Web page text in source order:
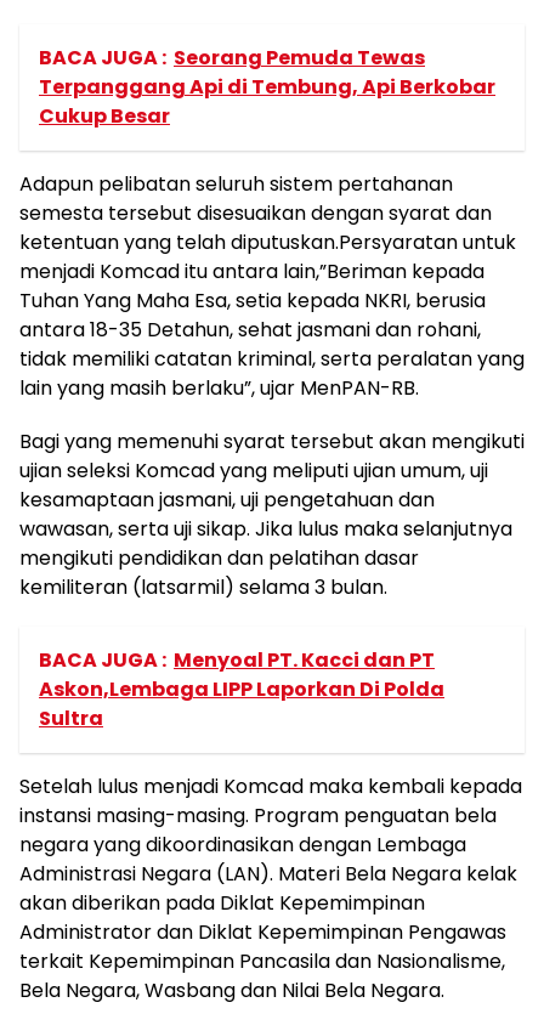
BACA JUGA : Seorang Pemuda Tewas
Terpanggang Api di Tembung, Api Berkobar
Cukup Besar
Adapun pelibatan seluruh sistem pertahanan
semesta tersebut disesuaikan dengan syarat dan
ketentuan yang telah diputuskan.Persyaratan untuk
menjadi Komcad itu antara lain,”Beriman kepada
Tuhan Yang Maha Esa, setia kepada NKRI, berusia
antara 18-35 Detahun, sehat jasmani dan rohani,
tidak memiliki catatan kriminal, serta peralatan yang
lain yang masih berlaku”, ujar MenPAN-RB.
Bagi yang memenuhi syarat tersebut akan mengikuti
ujian seleksi Komcad yang meliputi ujian umum, uji
kesamaptaan jasmani, uji pengetahuan dan
wawasan, serta uji sikap. Jika lulus maka selanjutnya
mengikuti pendidikan dan pelatihan dasar
kemiliteran (latsarmil) selama 3 bulan.
BACA JUGA : Menyoal PT. Kacci dan PT
Askon,Lembaga LIPP Laporkan Di Polda
Sultra
Setelah lulus menjadi Komcad maka kembali kepada
instansi masing-masing. Program penguatan bela
negara yang dikoordinasikan dengan Lembaga
Administrasi Negara (LAN). Materi Bela Negara kelak
akan diberikan pada Diklat Kepemimpinan
Administrator dan Diklat Kepemimpinan Pengawas
terkait Kepemimpinan Pancasila dan Nasionalisme,
Bela Negara, Wasbang dan Nilai Bela Negara.